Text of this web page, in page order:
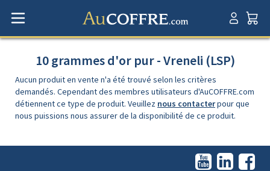
10 grammes d'or pur - Vreneli (LSP)
Aucun produit en vente n'a été trouvé selon les critères
demandés. Cependant des membres utilisateurs d'AuCOFFRE.com
détiennent ce type de produit. Veuillez nous contacterpour que
nous puissions nous assurer de la disponibilité de ce produit.